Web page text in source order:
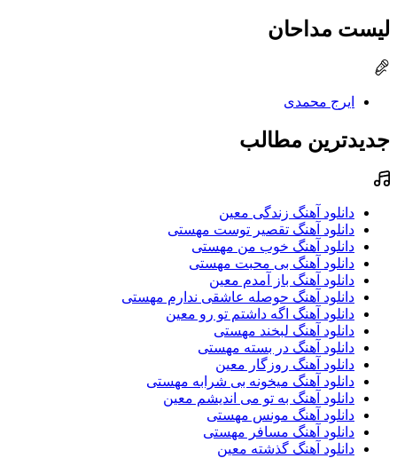
لیست مداحان
ایرج محمدی
جدیدترین مطالب
دانلود آهنگ زندگی معین
دانلود آهنگ تقصیر توست مهستی
دانلود آهنگ خوب من مهستی
دانلود آهنگ بی محبت مهستی
دانلود آهنگ باز آمدم معین
دانلود آهنگ حوصله عاشقی ندارم مهستی
دانلود آهنگ اگه داشتم تو رو معین
دانلود آهنگ لبخند مهستی
دانلود آهنگ در بسته مهستی
دانلود آهنگ روزگار معین
دانلود آهنگ میخونه بی شرابه مهستی
دانلود آهنگ به تو می اندیشم معین
دانلود آهنگ مونس مهستی
دانلود آهنگ مسافر مهستی
دانلود آهنگ گذشته معین